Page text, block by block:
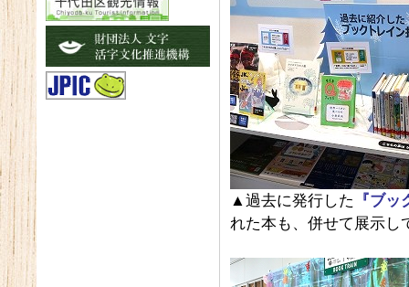
▲過去に発行した
『ブ
れた本も、併せて展示し